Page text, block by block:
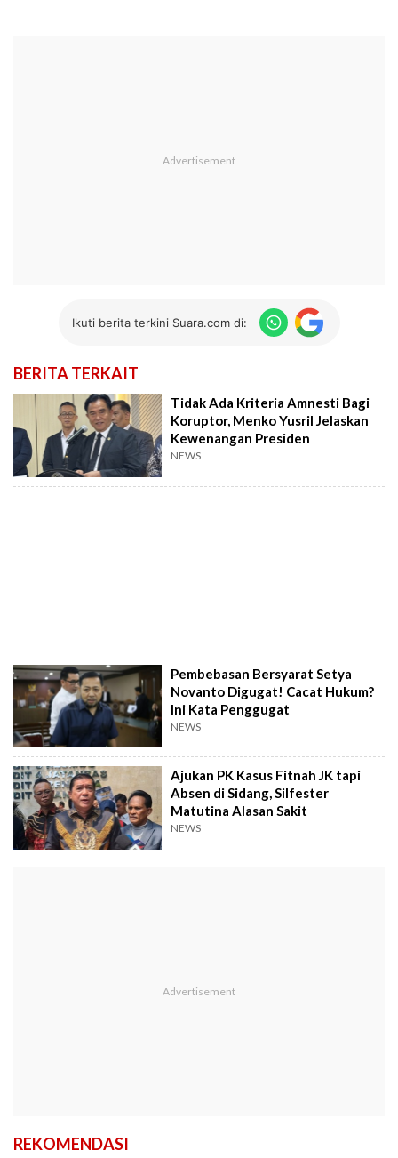
Ikuti berita terkini Suara.com di:
BERITA TERKAIT
Tidak Ada Kriteria Amnesti Bagi
Koruptor, Menko Yusril Jelaskan
Kewenangan Presiden
NEWS
Pembebasan Bersyarat Setya
Novanto Digugat! Cacat Hukum?
Ini Kata Penggugat
NEWS
Ajukan PK Kasus Fitnah JK tapi
Absen di Sidang, Silfester
Matutina Alasan Sakit
NEWS
REKOMENDASI